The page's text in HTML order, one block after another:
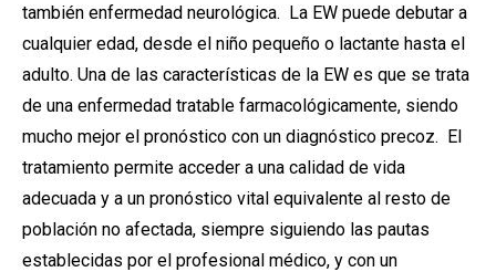
también enfermedad neurológica. La EW puede debutar a
cualquier edad, desde el niño pequeño o lactante hasta el
adulto. Una de las características de la EW es que se trata
de una enfermedad tratable farmacológicamente, siendo
mucho mejor el pronóstico con un diagnóstico precoz. El
tratamiento permite acceder a una calidad de vida
adecuada y a un pronóstico vital equivalente al resto de
población no afectada, siempre siguiendo las pautas
establecidas por el profesional médico, y con un